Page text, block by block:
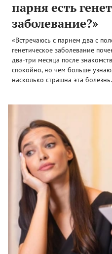
парня есть
заболевание?»
«Встречаюсь с парнем два с
генетическое заболевание
два-три месяца после
спокойно, но чем больше
насколько страшна эта